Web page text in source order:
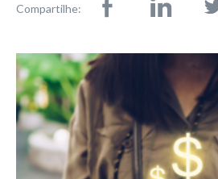
Compartilhe: